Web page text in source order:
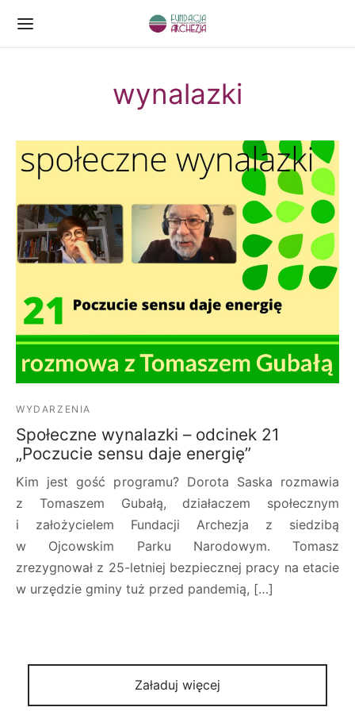
wynalazki
WYDARZENIA
Społeczne wynalazki – odcinek 21
„Poczucie sensu daje energię”
Kim jest gość programu? Dorota Saska rozmawia
z Tomaszem Gubałą, działaczem społecznym
i założycielem Fundacji Archezja z siedzibą
w Ojcowskim Parku Narodowym. Tomasz
zrezygnował z 25-letniej bezpiecznej pracy na etacie
w urzędzie gminy tuż przed pandemią, […]
Załaduj więcej